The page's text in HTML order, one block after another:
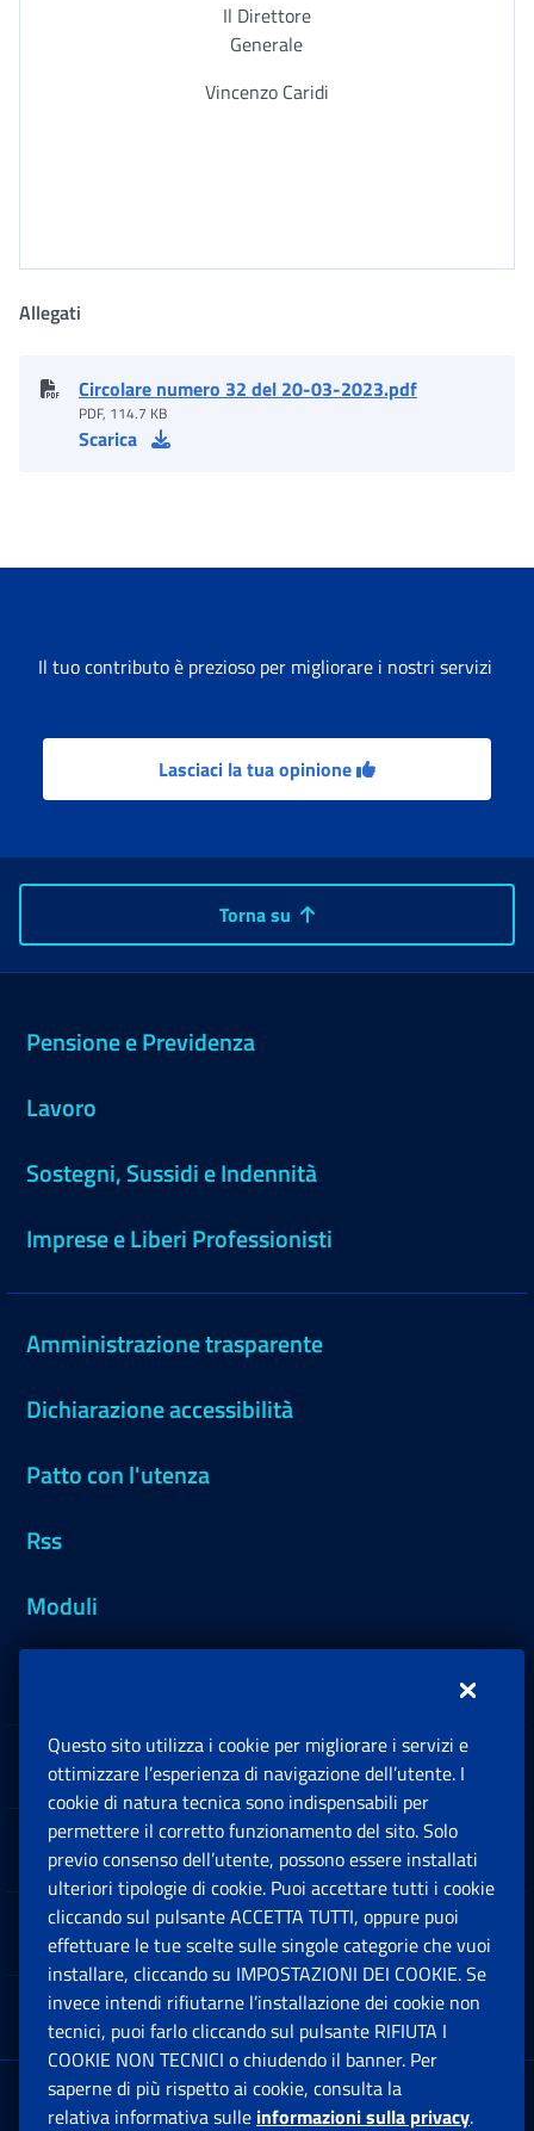
Il Direttore
Generale
Vincenzo Caridi
Allegati
Circolare numero 32 del 20-03-2023.pdf
PDF, 114.7 KB
Scarica
Il tuo contributo è prezioso per migliorare i nostri servizi
Lasciaci la tua opinione
Torna su
Pensione e Previdenza
Lavoro
Sostegni, Sussidi e Indennità
Imprese e Liberi Professionisti
Amministrazione trasparente
Dichiarazione accessibilità
Patto con l'utenza
Rss
Moduli
Sedi e Contatti
Software
Note Legali
App mobile
Sede Legale : Via Ciro il Grande, 21
Questo sito utilizza i cookie per migliorare i servizi e
ottimizzare l’esperienza di navigazione dell’utente. I
cookie di natura tecnica sono indispensabili per
permettere il corretto funzionamento del sito. Solo
previo consenso dell’utente, possono essere installati
ulteriori tipologie di cookie. Puoi accettare tutti i cookie
cliccando sul pulsante ACCETTA TUTTI, oppure puoi
effettuare le tue scelte sulle singole categorie che vuoi
installare, cliccando su IMPOSTAZIONI DEI COOKIE. Se
invece intendi rifiutarne l’installazione dei cookie non
tecnici, puoi farlo cliccando sul pulsante RIFIUTA I
COOKIE NON TECNICI o chiudendo il banner. Per
saperne di più rispetto ai cookie, consulta la
relativa informativa sulle informazioni sulla privacy.